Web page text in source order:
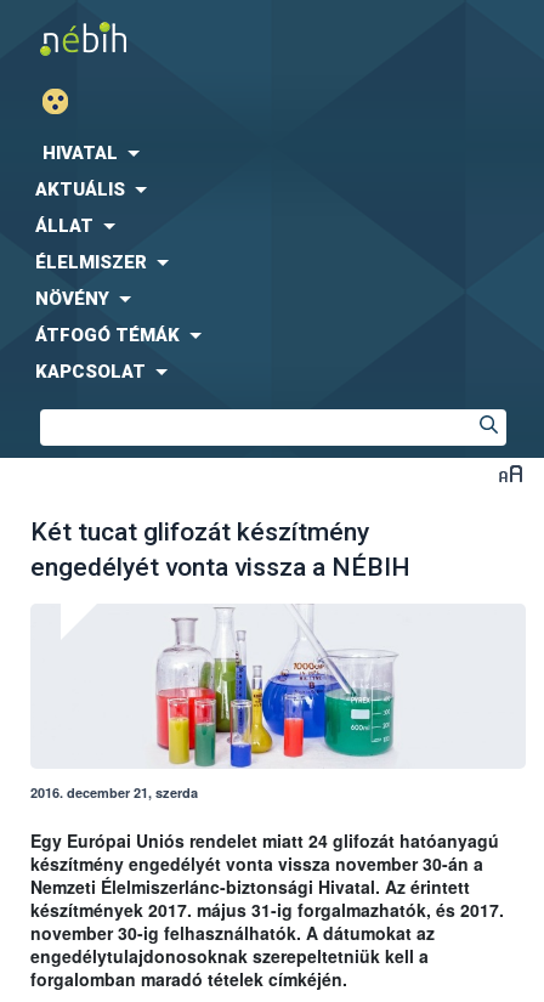
HIVATAL
AKTUÁLIS
ÁLLAT
ÉLELMISZER
NÖVÉNY
ÁTFOGÓ TÉMÁK
KAPCSOLAT
Két tucat glifozát készítmény
engedélyét vonta vissza a NÉBIH
2016. december 21, szerda
Egy Európai Uniós rendelet miatt 24 glifozát hatóanyagú
készítmény engedélyét vonta vissza november 30-án a
Nemzeti Élelmiszerlánc-biztonsági Hivatal. Az érintett
készítmények 2017. május 31-ig forgalmazhatók, és 2017.
november 30-ig felhasználhatók. A dátumokat az
engedélytulajdonosoknak szerepeltetniük kell a
forgalomban maradó tételek címkéjén.